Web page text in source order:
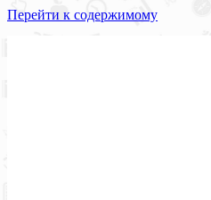
Перейти к содержимому